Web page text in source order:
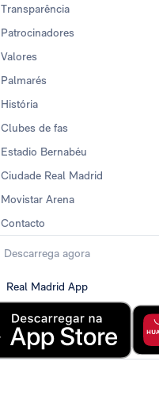
Transparência
Patrocinadores
Valores
Palmarés
História
Clubes de fas
Estadio Bernabéu
Ciudade Real Madrid
Movistar Arena
Contacto
Descarrega agora
Real Madrid App